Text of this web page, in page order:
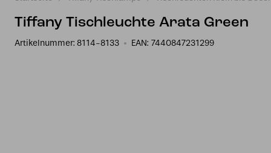
Tiffany Tischleuchte Arata Green
Artikelnummer: 8114-8133 EAN: 7440847231299